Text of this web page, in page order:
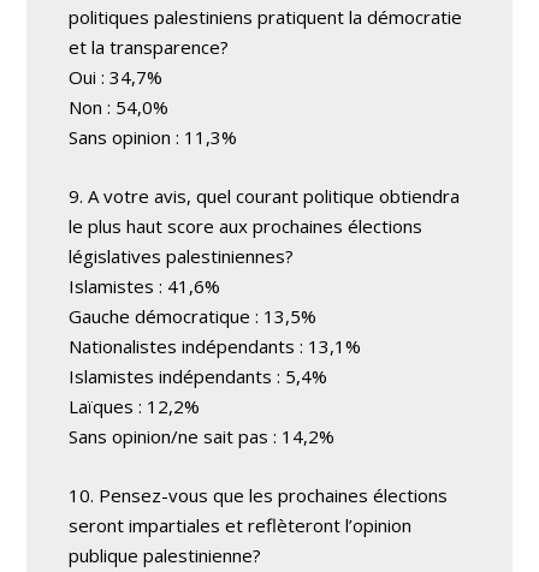
politiques palestiniens pratiquent la démocratie
et la transparence?
Oui : 34,7%
Non : 54,0%
Sans opinion : 11,3%
9. A votre avis, quel courant politique obtiendra
le plus haut score aux prochaines élections
législatives palestiniennes?
Islamistes : 41,6%
Gauche démocratique : 13,5%
Nationalistes indépendants : 13,1%
Islamistes indépendants : 5,4%
Laïques : 12,2%
Sans opinion/ne sait pas : 14,2%
10. Pensez-vous que les prochaines élections
seront impartiales et reflèteront l’opinion
publique palestinienne?